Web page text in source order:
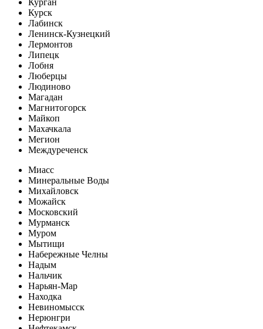
Курск
Лабинск
Ленинск-Кузнецкий
Лермонтов
Липецк
Лобня
Люберцы
Людиново
Магадан
Магнитогорск
Майкоп
Махачкала
Мегион
Междуреченск
Миасс
Минеральные Воды
Михайловск
Можайск
Московский
Мурманск
Муром
Мытищи
Набережные Челны
Надым
Нальчик
Нарьян-Мар
Находка
Невиномысск
Нерюнгри